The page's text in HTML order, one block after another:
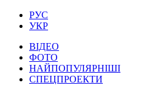
РУС
УКР
ВІДЕО
ФОТО
НАЙПОПУЛЯРНІШІ
СПЕЦПРОЕКТИ